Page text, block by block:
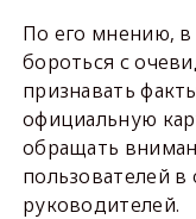
По его мнению,
бороться с
признавать
официальную
обращать
пользователей
руководителей.